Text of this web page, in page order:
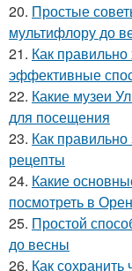
20. Простые
мультифлору до
21. Как
эффективные
22. Какие музеи
для посещения
23. Как правильно
рецепты
24. Какие
посмотреть в
25. Простой
до весны
26. Как сохранить